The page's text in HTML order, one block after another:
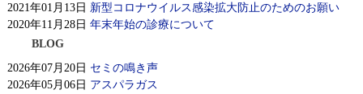
2021年01月13日 新型コロナウイルス感染拡大防止のためのお願い
2020年11月28日 年末年始の診療について
BLOG
2026年07月20日 セミの鳴き声
2026年05月06日 アスパラガス